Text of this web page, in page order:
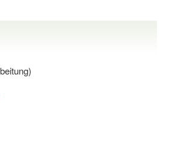
KINDER!